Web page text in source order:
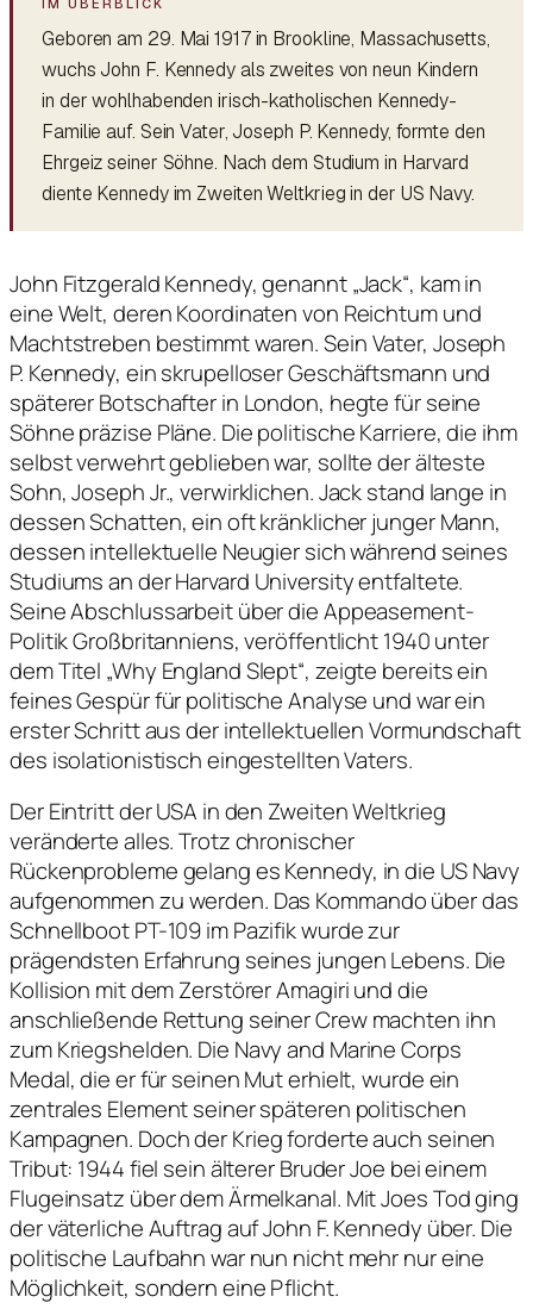
Geboren am 29. Mai 1917 in Brookline, Massachusetts,
wuchs John F. Kennedy als zweites von neun Kindern
in der wohlhabenden irisch-katholischen Kennedy-
Familie auf. Sein Vater, Joseph P. Kennedy, formte den
Ehrgeiz seiner Söhne. Nach dem Studium in Harvard
diente Kennedy im Zweiten Weltkrieg in der US Navy.
John Fitzgerald Kennedy, genannt „Jack“, kam in
eine Welt, deren Koordinaten von Reichtum und
Machtstreben bestimmt waren. Sein Vater, Joseph
P. Kennedy, ein skrupelloser Geschäftsmann und
späterer Botschafter in London, hegte für seine
Söhne präzise Pläne. Die politische Karriere, die ihm
selbst verwehrt geblieben war, sollte der älteste
Sohn, Joseph Jr., verwirklichen. Jack stand lange in
dessen Schatten, ein oft kränklicher junger Mann,
dessen intellektuelle Neugier sich während seines
Studiums an der Harvard University entfaltete.
Seine Abschlussarbeit über die Appeasement-
Politik Großbritanniens, veröffentlicht 1940 unter
dem Titel „Why England Slept“, zeigte bereits ein
feines Gespür für politische Analyse und war ein
erster Schritt aus der intellektuellen Vormundschaft
des isolationistisch eingestellten Vaters.
Der Eintritt der USA in den Zweiten Weltkrieg
veränderte alles. Trotz chronischer
Rückenprobleme gelang es Kennedy, in die US Navy
aufgenommen zu werden. Das Kommando über das
Schnellboot PT-109 im Pazifik wurde zur
prägendsten Erfahrung seines jungen Lebens. Die
Kollision mit dem Zerstörer Amagiri und die
anschließende Rettung seiner Crew machten ihn
zum Kriegshelden. Die Navy and Marine Corps
Medal, die er für seinen Mut erhielt, wurde ein
zentrales Element seiner späteren politischen
Kampagnen. Doch der Krieg forderte auch seinen
Tribut: 1944 fiel sein älterer Bruder Joe bei einem
Flugeinsatz über dem Ärmelkanal. Mit Joes Tod ging
der väterliche Auftrag auf John F. Kennedy über. Die
politische Laufbahn war nun nicht mehr nur eine
Möglichkeit, sondern eine Pflicht.